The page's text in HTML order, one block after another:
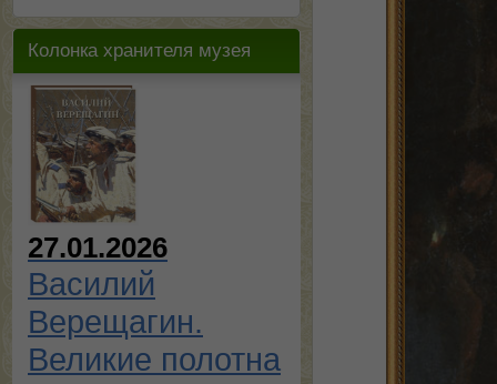
Колонка хранителя музея
27.01.2026
Василий
Верещагин.
Великие полотна